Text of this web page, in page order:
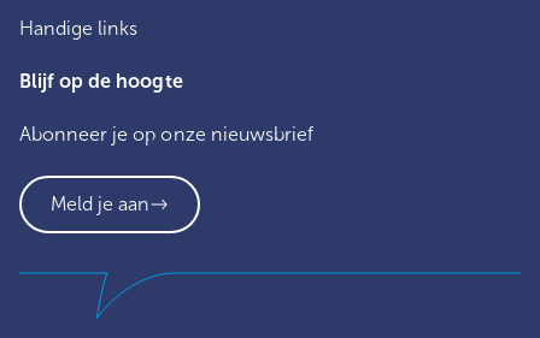
Handige links
Blijf op de hoogte
Abonneer je op onze nieuwsbrief
Meld je aan